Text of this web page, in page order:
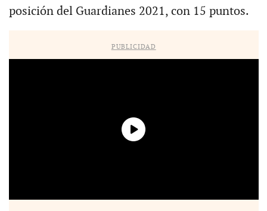
posición del Guardianes 2021, con 15 puntos.
PUBLICIDAD